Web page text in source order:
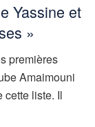
Yassine et
»
premières
Amaimouni
cette liste. Il